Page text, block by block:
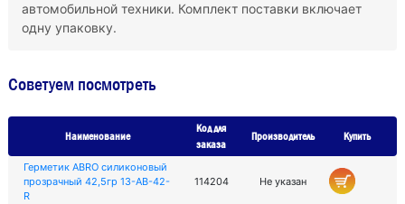
автомобильной техники. Комплект поставки включает
одну упаковку.
Советуем посмотреть
Наименование
Код для
заказа
Производитель Купить
Герметик ABRO силиконовый
прозрачный 42,5гр 13-AB-42-
R
114204 Не указан